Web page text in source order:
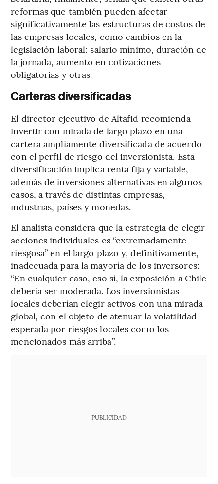
reformas que también pueden afectar
significativamente las estructuras de costos de
las empresas locales, como cambios en la
legislación laboral: salario mínimo, duración de
la jornada, aumento en cotizaciones
obligatorias y otras.
Carteras diversificadas
El director ejecutivo de Altafid recomienda
invertir con mirada de largo plazo en una
cartera ampliamente diversificada de acuerdo
con el perfil de riesgo del inversionista. Esta
diversificación implica renta fija y variable,
además de inversiones alternativas en algunos
casos, a través de distintas empresas,
industrias, países y monedas.
El analista considera que la estrategia de elegir
acciones individuales es “extremadamente
riesgosa” en el largo plazo y, definitivamente,
inadecuada para la mayoría de los inversores:
“En cualquier caso, eso sí, la exposición a Chile
debería ser moderada. Los inversionistas
locales deberían elegir activos con una mirada
global, con el objeto de atenuar la volatilidad
esperada por riesgos locales como los
mencionados más arriba”.
PUBLICIDAD